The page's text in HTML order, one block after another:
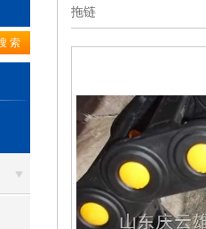
拖链